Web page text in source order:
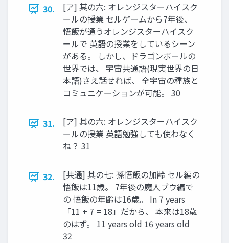
30.
[ア] 其の六: オレンジスターハイスク
ールの授業 セルゲームから7年後、
悟飯が通うオレンジスターハイスク
ールで 英語の授業をしているシーン
がある。 しかし、ドラゴンボールの
世界では、 宇宙共通語(現実世界の日
本語)さえ話せれば、 全宇宙の種族と
コミュニケーションが可能。 30
31.
[ア] 其の六: オレンジスターハイスク
ールの授業 英語勉強しても使わなく
ね？ 31
32.
[共通] 其の七: 孫悟飯の加齢 セル編の
悟飯は11歳。 7年後の魔人ブウ編で
の 悟飯の年齢は16歳。 In 7 years
「11 + 7 = 18」だから、 本来は18歳
のはず。 11 years old 16 years old
32